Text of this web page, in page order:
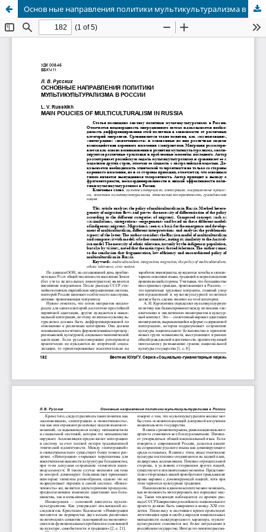
Основ ные направления политики мультикультурализма в России